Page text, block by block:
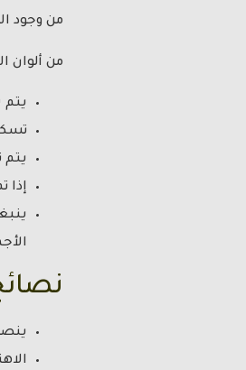
من وجود
من ألوان
إذا